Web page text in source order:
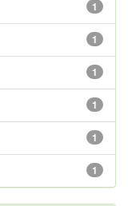
1
1
1
1
1
1